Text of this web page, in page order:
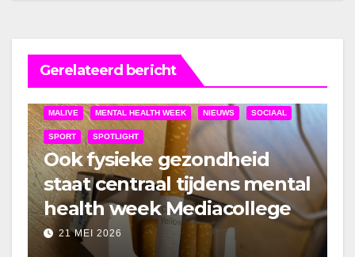
Gerelateerd bericht
MALIVE MENTAL HEALTH WEEK NIEUWS SOCIAAL
SPORT SPOTLIGHT
Ook fysieke gezondheid
staat centraal tijdens mental
health week Mediacollege
21 MEI 2026